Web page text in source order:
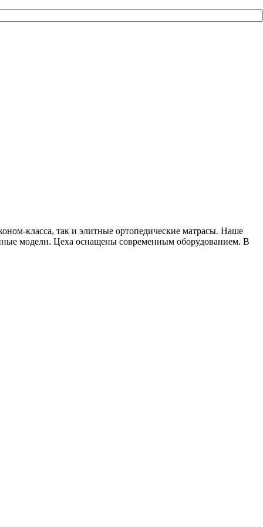
класса, так и элитные ортопедические матрасы. Наше
модели. Цеха оснащены современным оборудованием. В